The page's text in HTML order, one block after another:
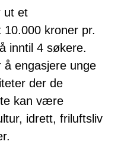
ut et
10.000 kroner pr.
inntil 4 søkere.
engasjere unge
der de
kan være
idrett, friluftsliv